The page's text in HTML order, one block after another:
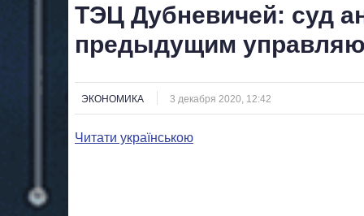
ТЭЦ Дубневичей: суд
предыдущим
ЭКОНОМИКА 3 декабря 2020, 12:42
Читати українською